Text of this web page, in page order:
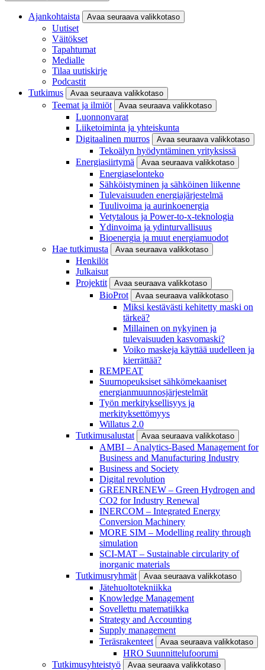
Ajankohtaista Avaa seuraava valikkotaso
Uutiset
Väitökset
Tapahtumat
Medialle
Tilaa uutiskirje
Podcastit
Tutkimus
Avaa seuraava valikkotaso
Teemat ja ilmiöt Avaa seuraava valikkotaso
Luonnonvarat
Liiketoiminta ja yhteiskunta
Digitaalinen murros
Avaa seuraava valikkotaso
Tekoälyn hyödyntäminen yrityksissä
Energiasiirtymä
Avaa seuraava valikkotaso
Energiaselonteko
Sähköistyminen ja sähköinen liikenne
Tulevaisuuden energiajärjestelmä
Tuulivoima ja aurinkoenergia
Vetytalous ja Power-to-x-teknologia
Ydinvoima ja ydinturvallisuus
Bioenergia ja muut energiamuodot
Hae tutkimusta
Avaa seuraava valikkotaso
Henkilöt
Julkaisut
Projektit
Avaa seuraava valikkotaso
BioProt Avaa seuraava valikkotaso
Miksi kestävästi kehitetty maski on
tärkeä?
Millainen on nykyinen ja
tulevaisuuden kasvomaski?
Voiko maskeja käyttää uudelleen ja
kierrättää?
REMPEAT
Suurnopeuksiset sähkömekaaniset
energianmuunnosjärjestelmät
Työn merkityksellisyys ja
merkityksettömyys
Willatus 2.0
Tutkimusalustat
Avaa seuraava valikkotaso
AMBI – Analytics-Based Management for
Business and Manufacturing Industry
Business and Society
Digital revolution
GREENRENEW – Green Hydrogen and
CO2 for Industry Renewal
INERCOM – Integrated Energy
Conversion Machinery
MORE SIM – Modelling reality through
simulation
SCI-MAT – Sustainable circularity of
inorganic materials
Tutkimusryhmät
Avaa seuraava valikkotaso
Jätehuoltotekniikka
Knowledge Management
Sovellettu matematiikka
Strategy and Accounting
Supply management
Teräsrakenteet
Avaa seuraava valikkotaso
HRO Suunnittelufoorumi
Tutkimusyhteistyö
Avaa seuraava valikkotaso